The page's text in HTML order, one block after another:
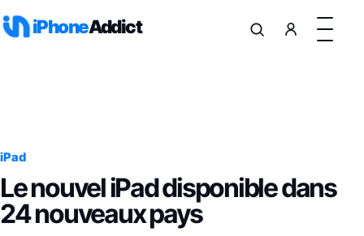
iPhoneAddict
iPad
Le nouvel iPad disponible dans
24 nouveaux pays